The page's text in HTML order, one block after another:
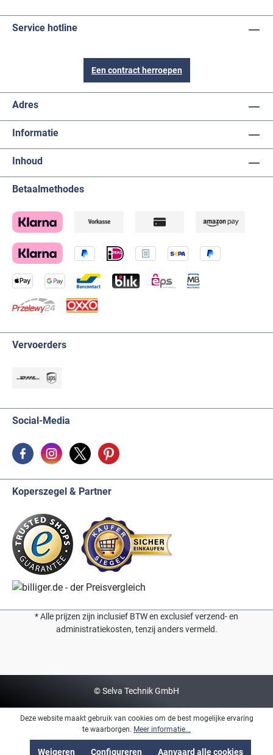
Service hotline
Een contract herroepen
Adres
Informatie
Inhoud
Betaalmethodes
Vervoerders
Social-Media
Koperszegel & Partner
* Alle prijzen zijn inclusief BTW en exclusief verzend- en
administratiekosten, tenzij anders vermeld.
© Selva Technik GmbH
Deze website maakt gebruik van cookies om de best mogelijke ervaring
te waarborgen. Meer informatie...
Weigeren Configureren Aanvaard alle cookies